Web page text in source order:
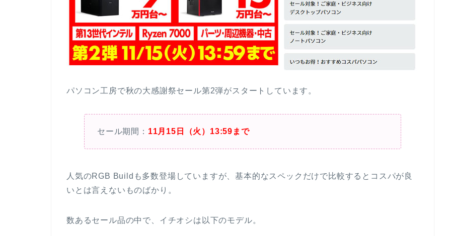
パソコン工房で秋の大感謝祭セール第2弾がスタートしています。
セール期間： 11月15日（火）13:59まで
人気のRGB Buildも多数登場していますが、基本的なスペックだけで比較するとコスパが良
いとは言えないものばかり。
数あるセール品の中で、イチオシは以下のモデル。